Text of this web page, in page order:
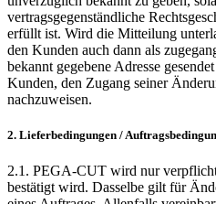
vertragsgegenständliche
erfüllt ist. Wird die Mitteilung
den Kunden auch dann als
bekannt gegebene Adresse
Kunden, den Zugang seiner
nachzuweisen.
2. Lieferbedingungen /
2.1. PEGA-CUT wird nur
bestätigt wird. Dasselbe gilt für